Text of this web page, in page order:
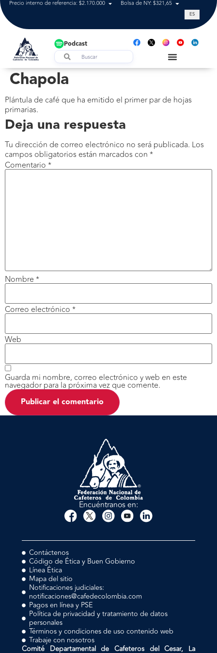
Precio interno de referencia: $2.170.000 Bolsa de NY: $321,65 Tasa de
ES
Podcast
Chapola
Plántula de café que ha emitido el primer par de hojas
primarias.
Deja una respuesta
Tu dirección de correo electrónico no será publicada. Los
campos obligatorios están marcados con *
Comentario *
Nombre *
Correo electrónico *
Web
Guarda mi nombre, correo electrónico y web en este
navegador para la próxima vez que comente.
Encuéntranos en:
Contáctenos
Código de Ética y Buen Gobierno
Línea Ética
Mapa del sitio
Notificaciones judiciales:
notificaciones@cafedecolombia.com
Pagos en línea y PSE
Política de privacidad y tratamiento de datos
personales
Términos y condiciones de uso contenido web
Trabaje con nosotros
Comité Departamental de Cafeteros del Cesar, La